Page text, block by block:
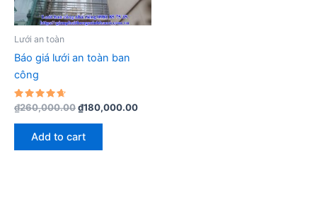
Lưới an toàn
Báo giá lưới an toàn ban
công
Rated
4.75
out of 5
₫260,000.00₫180,000.00
Add to cart